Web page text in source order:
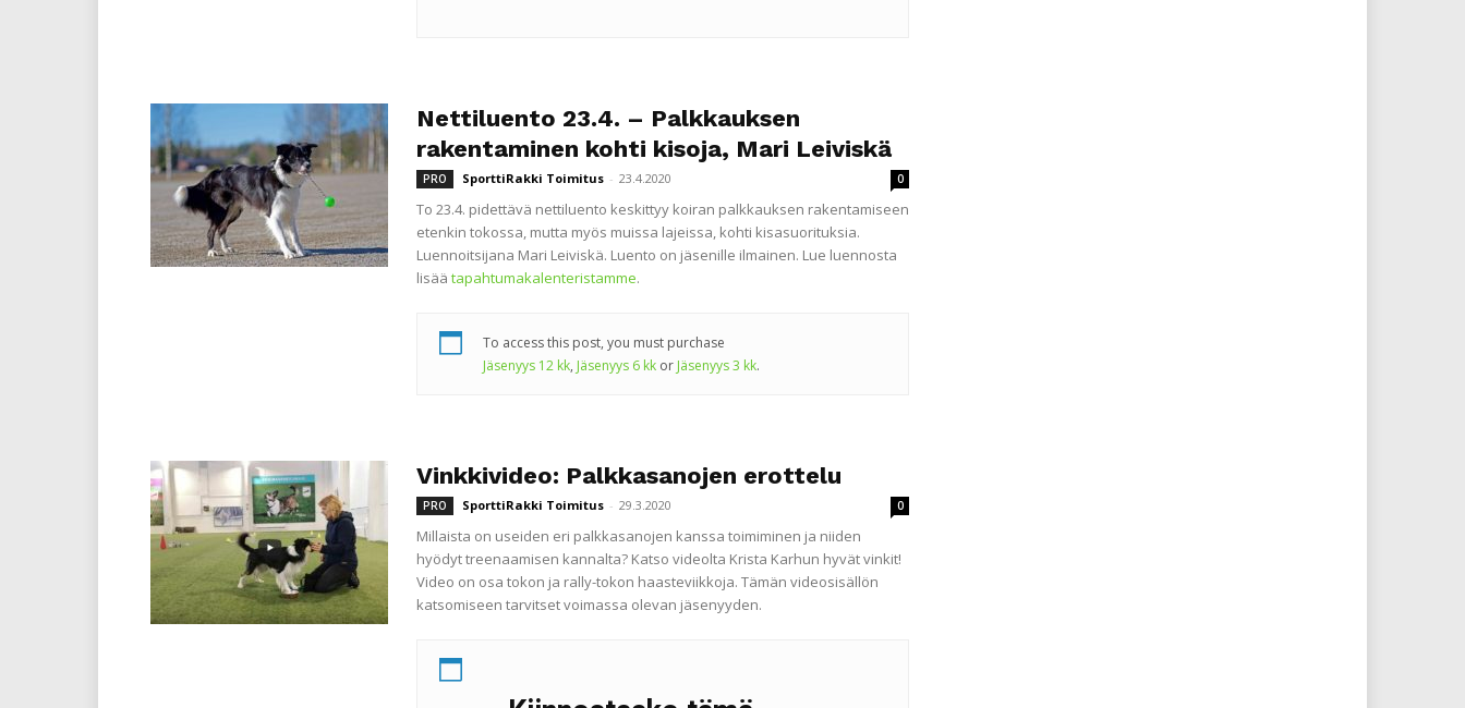
Nettiluento 23.4. – Palkkauksen
rakentaminen kohti kisoja, Mari Leiviskä
PRO SporttiRakki Toimitus - 23.4.2020 0
To 23.4. pidettävä nettiluento keskittyy koiran palkkauksen rakentamiseen
etenkin tokossa, mutta myös muissa lajeissa, kohti kisasuorituksia.
Luennoitsijana Mari Leiviskä. Luento on jäsenille ilmainen. Lue luennosta
lisää tapahtumakalenteristamme.
To access this post, you must purchase
Jäsenyys 12 kk, Jäsenyys 6 kk or Jäsenyys 3 kk.
Vinkkivideo: Palkkasanojen erottelu
PRO SporttiRakki Toimitus - 29.3.2020 0
Millaista on useiden eri palkkasanojen kanssa toimiminen ja niiden
hyödyt treenaamisen kannalta? Katso videolta Krista Karhun hyvät vinkit!
Video on osa tokon ja rally-tokon haasteviikkoja. Tämän videosisällön
katsomiseen tarvitset voimassa olevan jäsenyyden.